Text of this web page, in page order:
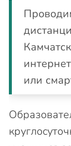
или